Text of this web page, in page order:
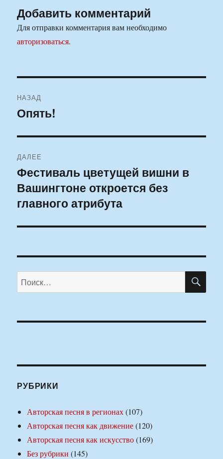
Добавить комментарий
Для отправки комментария вам необходимо
авторизоваться.
по
НАЗАД
Предыдущая
Опять!
ДАЛЕЕ
Следующая
запись:
Фестиваль цветущей вишни в
Вашингтоне откроется без
главного атрибута
Искать:
РУБРИКИ
Авторская песня в регионах(107)
Авторская песня как движение(120)
Авторская песня как искусство(169)
Без рубрики (145)